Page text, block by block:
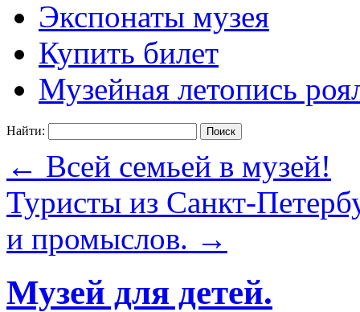
Экспонаты музея
Купить билет
Музейная летопись
Найти:
← Всей семьей в музей!
Туристы из Санкт-
и промыслов. →
Музей для детей.